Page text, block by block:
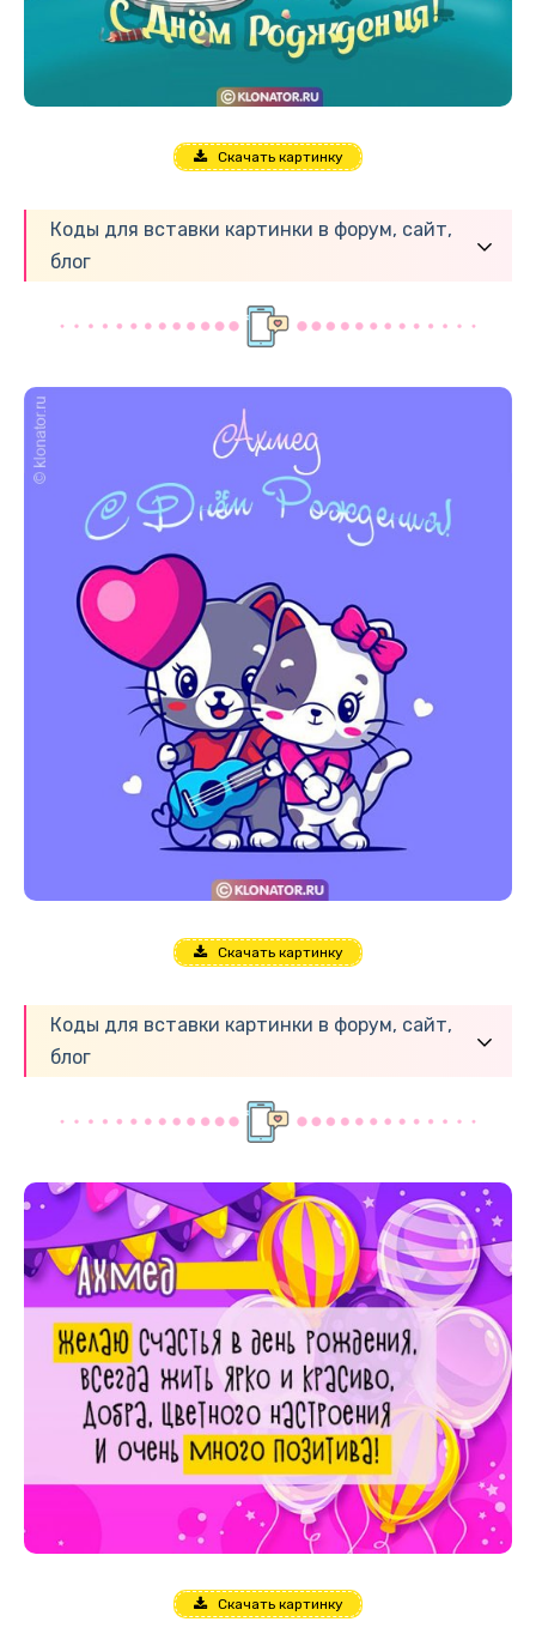
Скачать картинку
Коды для вставки картинки в форум, сайт,
блог
Скачать картинку
Коды для вставки картинки в форум, сайт,
блог
Скачать картинку